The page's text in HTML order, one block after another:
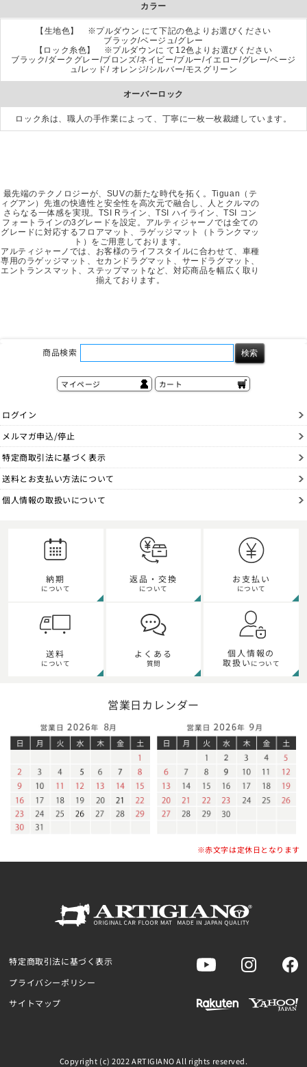
カラー
【生地色】 ※プルダウン にて下記の色よりお選びください
ブラック/ベージュ/グレー
【ロック糸色】 ※プルダウンに て12色よりお選びください
ブラック/ダークグレー/ブロンズ/ネイビー/ブルー/イエロー/グレー/ベージ
ュ/レッド/ オレンジ/シルバー/モスグリーン
オーバーロック
ロック糸は、職人の手作業によって、丁寧に一枚一枚裁縫しています。
最先端のテクノロジーが、SUVの新たな時代を拓く。Tiguan（テ
ィグアン）先進の快適性と安全性を高次元で融合し、人とクルマの
さらなる一体感を実現。TSI Rライン、TSI ハイライン、TSI コン
フォートラインの3グレードを設定。アルティジャーノでは全ての
グレードに対応するフロアマット、ラゲッジマット（トランクマッ
ト）をご用意しております。
アルティジャーノでは、お客様のライフスタイルに合わせて、車種
専用のラゲッジマット、セカンドラグマット、サードラグマット、
エントランスマット、ステップマットなど、対応商品を幅広く取り
揃えております。
商品検索
マイページ カート
ログイン
メルマガ申込/停止
特定商取引法に基づく表示
送料とお支払い方法について
個人情報の取扱いについて
納期
について
返品・交換
について
お支払い
について
送料
について
よくある
質問
個人情報の
取扱い について
営業日カレンダー
※赤文字は定休日となります
特定商取引法に基づく表示
プライバシーポリシー
サイトマップ
Copyright (c) 2022 ARTIGIANO All rights reserved.